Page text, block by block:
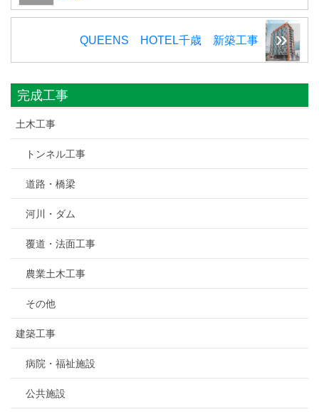
QUEENS HOTEL千歳 新築工事
完成工事
土木工事
トンネル工事
道路・橋梁
河川・ダム
覆道・法面工事
農業土木工事
その他
建築工事
病院・福祉施設
公共施設